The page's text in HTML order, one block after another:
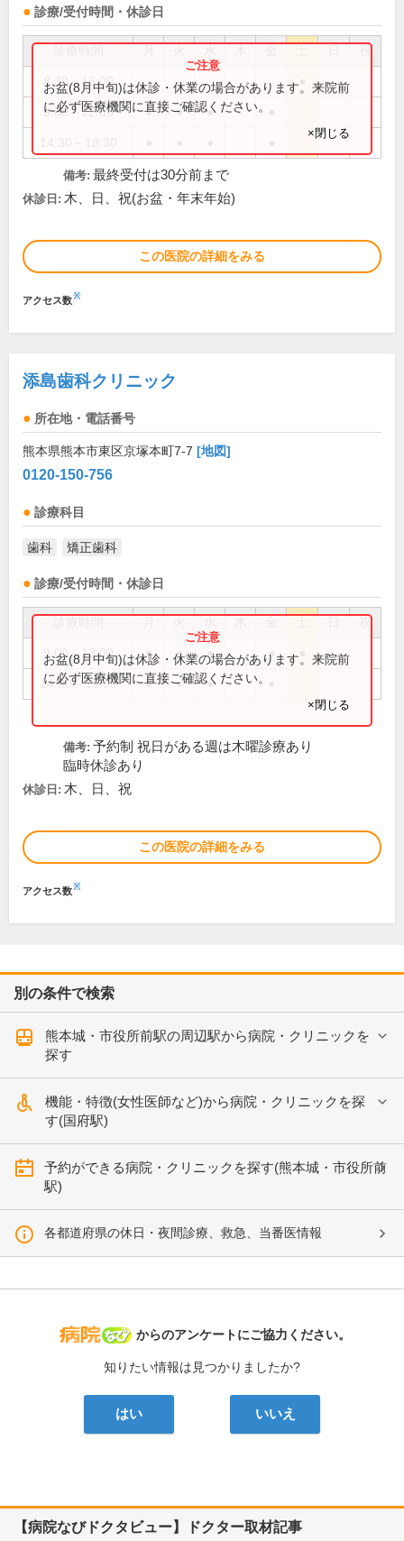
診療/受付時間・休診日
祝
8:30～16:00
9:00～12:30 ● ● ●
お盆(8月中旬)は休診・休業の場合があります。来院前
に必ず医療機関に直接ご確認ください。
×閉じる
備考: 最終受付は30分前まで
休診日: 木、日、祝(お盆・年末年始)
この医院の詳細をみる
アクセス数※
添島歯科クリニック
所在地・電話番号
熊本県熊本市東区京塚本町7-7 [地図]
0120-150-756
診療科目
歯科 矯正歯科
診療/受付時間・休診日
祝
9:00～13:00 ● ● ● ●
14:00～19:00 ● ● ●
お盆(8月中旬)は休診・休業の場合があります。来院前
に必ず医療機関に直接ご確認ください。
×閉じる
備考: 予約制 祝日がある週は木曜診療あり
臨時休診あり
休診日: 木、日、祝
この医院の詳細をみる
アクセス数※
別の条件で検索
熊本城・市役所前駅の周辺駅から病院・クリニックを
探す
機能・特徴(女性医師など)から病院・クリニックを探
す(国府駅)
予約ができる病院・クリニックを探す(熊本城・市役所前
駅)
各都道府県の休日・夜間診療、救急、当番医情報
病院なび
からのアンケートにご協力ください。
知りたい情報は見つかりましたか?
はい いいえ
【病院なびドクタビュー】ドクター取材記事